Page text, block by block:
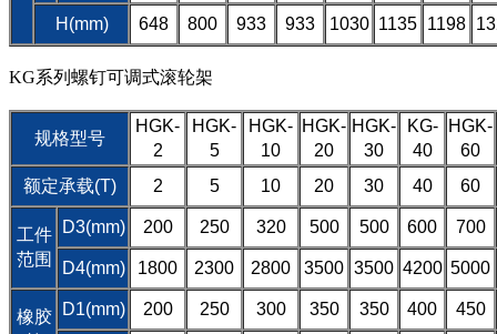
H(mm) 648 800 933 933 1030 1135 1198
KG系列螺钉可调式滚轮架
规格型号
HGK-
2
HGK-
5
HGK-
10
HGK-
20
HGK-
30
KG-
40
HGK-
60
额定承载(T)
2 5 10 20 30 40 60
工件
范围
D3(mm) 200 250 320 500 500 600 700
D4(mm) 1800 2300 2800 3500 3500 4200 5000
橡胶
D1(mm) 200 250 300 350 350 400 450